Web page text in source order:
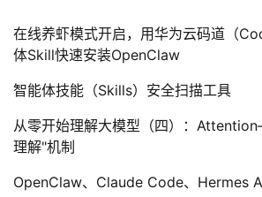
在线养虾模式开启，用华为云码道（
体Skill快速安装OpenClaw
智能体技能（Skills）安全扫描工具
从零开始理解大模型（四）：
理解"机制
OpenClaw、Claude Code、Hermes